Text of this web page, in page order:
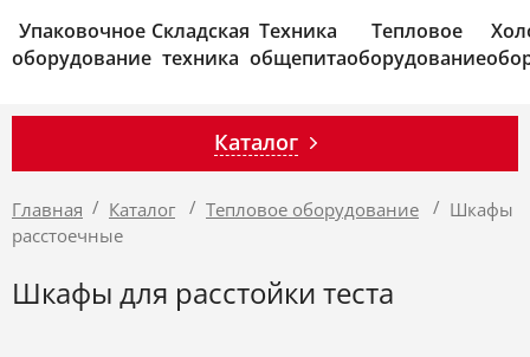
Упаковочное
оборудование
Складская
техника
Техника
общепита
Тепловое
оборудование
Каталог
Главная / Каталог / Тепловое оборудование / Шкафы
расстоечные
Шкафы для расстойки теста